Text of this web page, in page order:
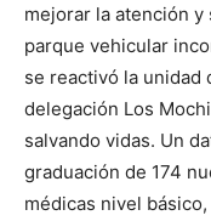
mejorar la atención
parque vehicular
se reactivó la unidad
delegación Los
salvando vidas. Un
graduación de 174
médicas nivel